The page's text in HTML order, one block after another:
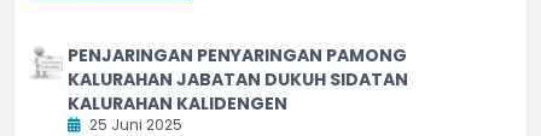
PENJARINGAN PENYARINGAN PAMONG
KALURAHAN JABATAN DUKUH SIDATAN
KALURAHAN KALIDENGEN
25 Juni 2025